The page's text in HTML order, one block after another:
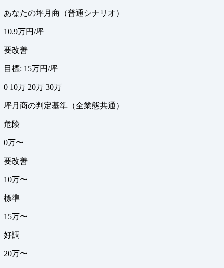
あなたの坪月商（普通シナリオ）
10.9万円/坪
要改善
目標: 15万円/坪
0 10万 20万 30万+
坪月商の判定基準（全業態共通）
危険
0万〜
要改善
10万〜
標準
15万〜
好調
20万〜